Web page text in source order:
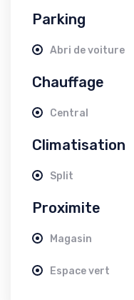
Parking
Abri de voiture
Chauffage
Central
Climatisation
Split
Proximite
Magasin
Espace vert